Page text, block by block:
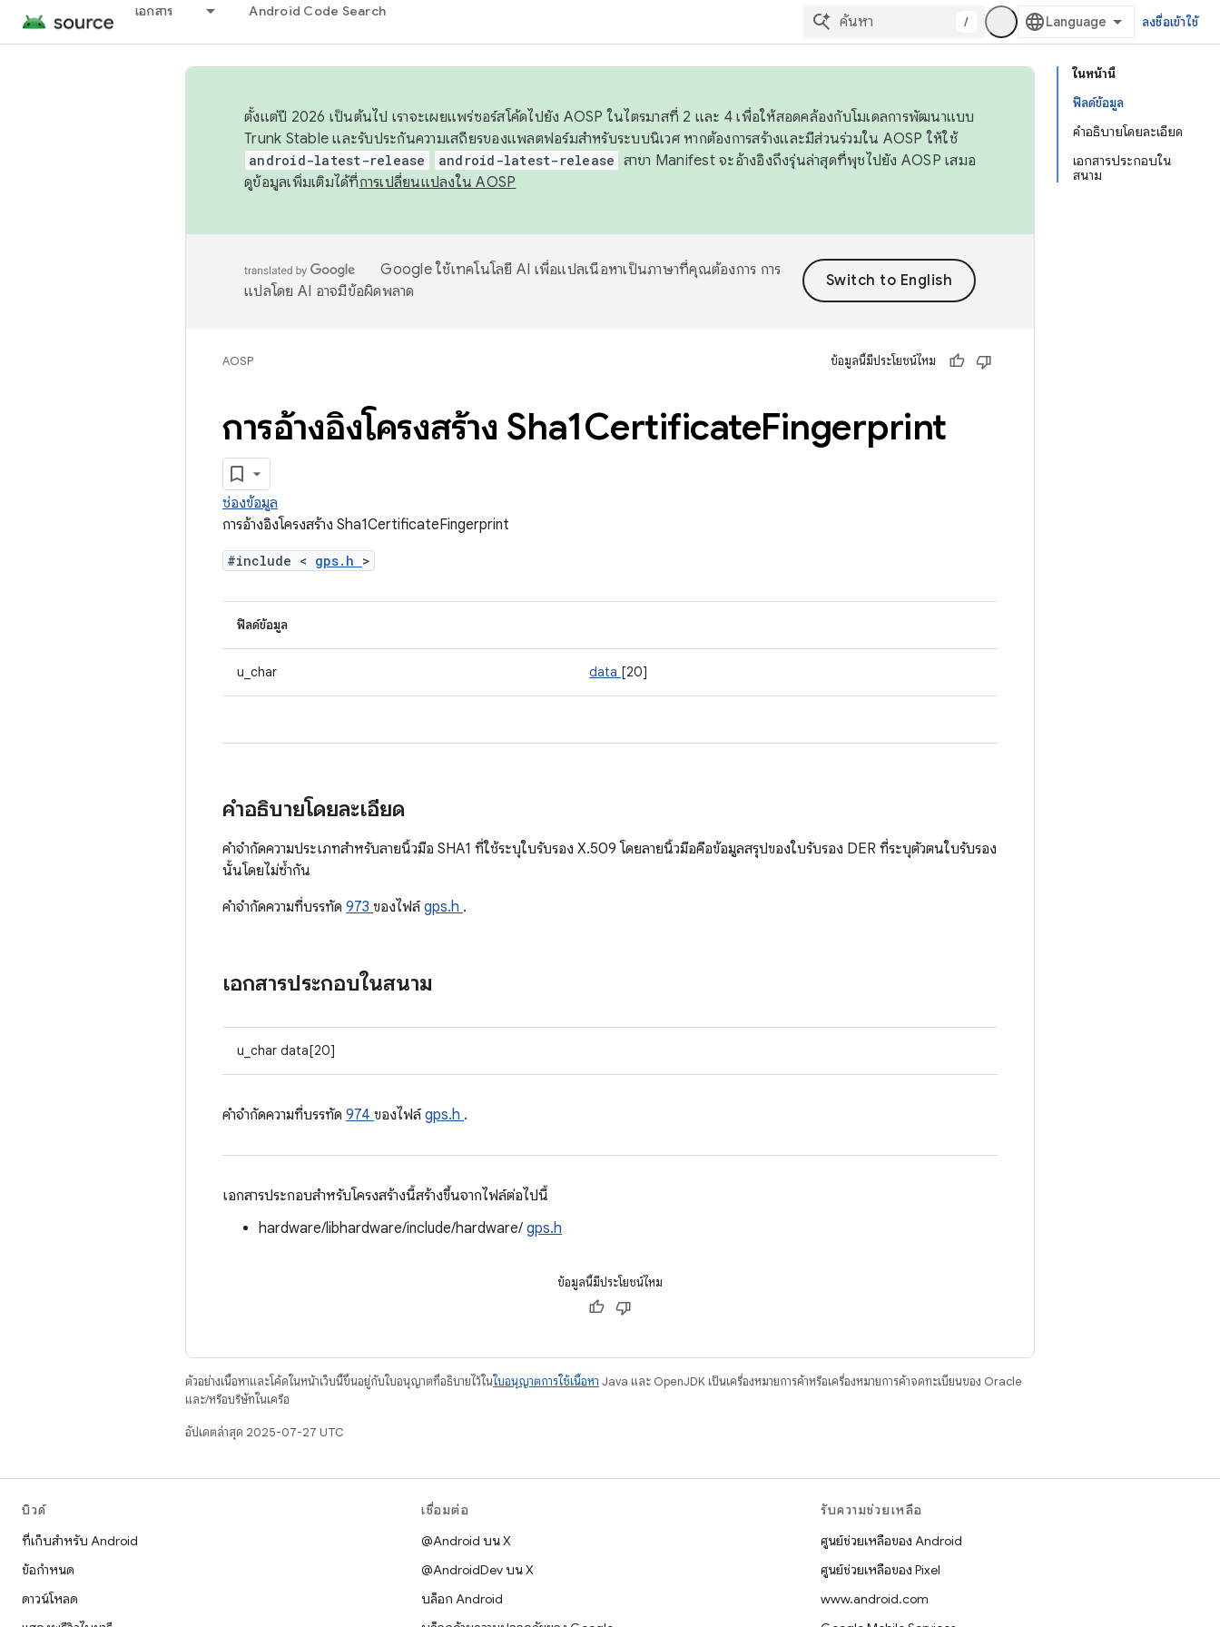
เอกสาร Android Code Search
/ ลงชื่อเข้าใช้
ในหน้านี้
ฟิลด์ข้อมูล
คำอธิบายโดยละเอียด
เอกสารประกอบใน
สนาม
ตั้งแต่ปี 2026 เป็นต้นไป เราจะเผยแพร่ซอร์สโค้ดไปยัง AOSP ในไตรมาสที่ 2 และ 4 เพื่อให้สอดคล้องกับโมเดลการพัฒนาแบบ
Trunk Stable และรับประกันความเสถียรของแพลตฟอร์มสำหรับระบบนิเวศ หากต้องการสร้างและมีส่วนร่วมใน AOSP ให้ใช้
android-latest-release android-latest-release สาขา Manifest จะอ้างอิงถึงรุ่นล่าสุดที่พุชไปยัง AOSP เสมอ
ดูข้อมูลเพิ่มเติมได้ที่การเปลี่ยนแปลงใน AOSP
Google ใช้เทคโนโลยี AI เพื่อแปลเนื้อหาเป็นภาษาที่คุณต้องการ การ
แปลโดย AI อาจมีข้อผิดพลาด
AOSP ข้อมูลนี้มีประโยชน์ไหม
การอ้างอิงโครงสร้าง Sha1CertificateFingerprint
ช่องข้อมูล
การอ้างอิงโครงสร้าง Sha1CertificateFingerprint
#include < gps.h >
ฟิลด์ข้อมูล
u_char data [20]
คำอธิบายโดยละเอียด
คําจํากัดความประเภทสําหรับลายนิ้วมือ SHA1 ที่ใช้ระบุใบรับรอง X.509 โดยลายนิ้วมือคือข้อมูลสรุปของใบรับรอง DER ที่ระบุตัวตนใบรับรอง
นั้นโดยไม่ซ้ำกัน
คําจํากัดความที่บรรทัด 973 ของไฟล์gps.h .
เอกสารประกอบในสนาม
u_char data[20]
คําจํากัดความที่บรรทัด 974 ของไฟล์gps.h .
เอกสารประกอบสำหรับโครงสร้างนี้สร้างขึ้นจากไฟล์ต่อไปนี้
hardware/libhardware/include/hardware/ gps.h
ข้อมูลนี้มีประโยชน์ไหม
ตัวอย่างเนื้อหาและโค้ดในหน้าเว็บนี้ขึ้นอยู่กับใบอนุญาตที่อธิบายไว้ในใบอนุญาตการใช้เนื้อหา Java และ OpenJDK เป็นเครื่องหมายการค้าหรือเครื่องหมายการค้าจดทะเบียนของ Oracle
และ/หรือบริษัทในเครือ
อัปเดตล่าสุด 2025-07-27 UTC
บิวด์
ที่เก็บสำหรับ Android
ข้อกำหนด
ดาวน์โหลด
เชื่อมต่อ
@Android บน X
@AndroidDev บน X
บล็อก Android
รับความช่วยเหลือ
ศูนย์ช่วยเหลือของ Android
ศูนย์ช่วยเหลือของ Pixel
www.android.com